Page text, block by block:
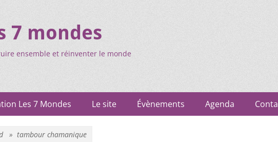
7 mondes
ensemble et réinventer le monde
Les 7 Mondes Le site Évènements Agenda
» tambour chamanique